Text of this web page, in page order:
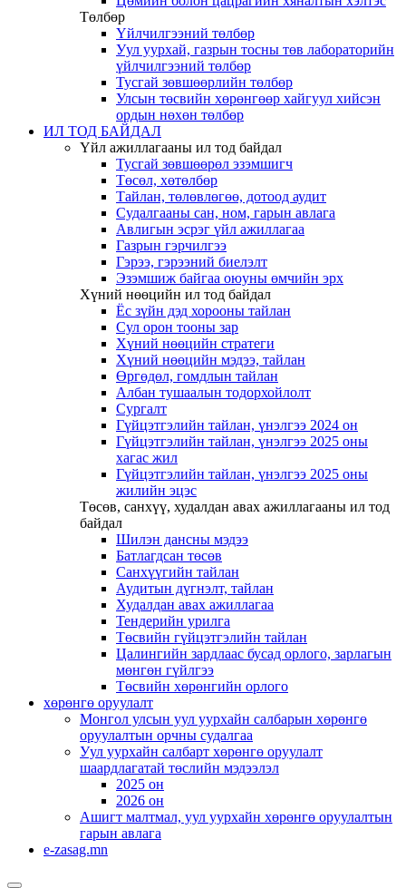
Төлбөр
Үйлчилгээний төлбөр
Уул уурхай, газрын тосны төв лабораторийн
үйлчилгээний төлбөр
Тусгай зөвшөөрлийн төлбөр
Улсын төсвийн хөрөнгөөр хайгуул хийсэн
ордын нөхөн төлбөр
ИЛ ТОД БАЙДАЛ
Үйл ажиллагааны ил тод байдал
Тусгай зөвшөөрөл эзэмшигч
Төсөл, хөтөлбөр
Тайлан, төлөвлөгөө, дотоод аудит
Судалгааны сан, ном, гарын авлага
Авлигын эсрэг үйл ажиллагаа
Газрын гэрчилгээ
Гэрээ, гэрээний биелэлт
Эзэмшиж байгаа оюуны өмчийн эрх
Хүний нөөцийн ил тод байдал
Ёс зүйн дэд хорооны тайлан
Сул орон тооны зар
Хүний нөөцийн стратеги
Хүний нөөцийн мэдээ, тайлан
Өргөдөл, гомдлын тайлан
Албан тушаалын тодорхойлолт
Сургалт
Гүйцэтгэлийн тайлан, үнэлгээ 2024 он
Гүйцэтгэлийн тайлан, үнэлгээ 2025 оны
хагас жил
Гүйцэтгэлийн тайлан, үнэлгээ 2025 оны
жилийн эцэс
Төсөв, санхүү, худалдан авах ажиллагааны ил тод
байдал
Шилэн дансны мэдээ
Батлагдсан төсөв
Санхүүгийн тайлан
Аудитын дүгнэлт, тайлан
Худалдан авах ажиллагаа
Тендерийн урилга
Төсвийн гүйцэтгэлийн тайлан
Цалингийн зардлаас бусад орлого, зарлагын
мөнгөн гүйлгээ
Төсвийн хөрөнгийн орлого
хөрөнгө оруулалт
Монгол улсын уул уурхайн салбарын хөрөнгө
оруулалтын орчны судалгаа
Уул уурхайн салбарт хөрөнгө оруулалт
шаардлагатай төслийн мэдээлэл
2025 он
2026 он
Ашигт малтмал, уул уурхайн хөрөнгө оруулалтын
гарын авлага
e-zasag.mn